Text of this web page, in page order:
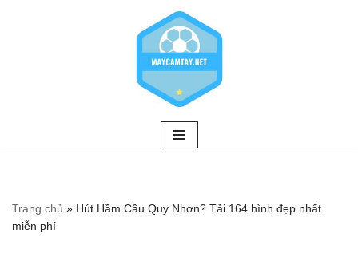
Trang chủ » Hút Hầm Cầu Quy Nhơn? Tải 164 hình đẹp nhất
miễn phí